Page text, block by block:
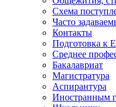
Схема
Часто
Контакты
Подготовка к
Среднее
Бакалавриат
Магистратура
Аспирантура
Иностранным